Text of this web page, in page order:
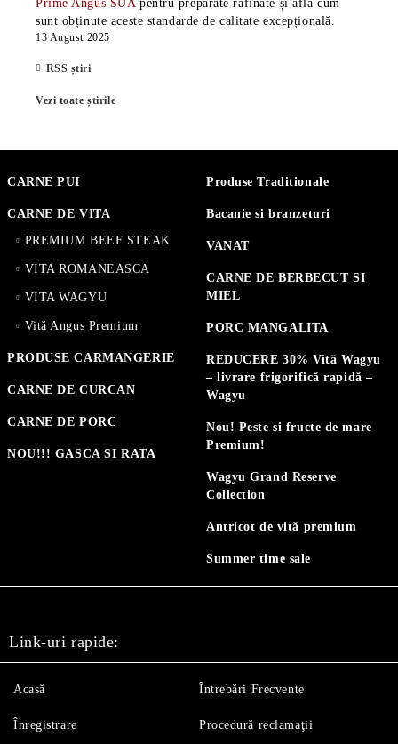
Prime Angus SUA pentru preparate rafinate și află cum
sunt obținute aceste standarde de calitate excepțională.
13 August 2025
RSS știri
Vezi toate știrile
CARNE PUI
CARNE DE VITA
PREMIUM BEEF STEAK
VITA ROMANEASCA
VITA WAGYU
Vită Angus Premium
PRODUSE CARMANGERIE
CARNE DE CURCAN
CARNE DE PORC
NOU!!! GASCA SI RATA
Produse Traditionale
Bacanie si branzeturi
VANAT
CARNE DE BERBECUT SI
MIEL
PORC MANGALITA
REDUCERE 30% Vită Wagyu
– livrare frigorifică rapidă –
Wagyu
Nou! Peste si fructe de mare
Premium!
Wagyu Grand Reserve
Collection
Antricot de vită premium
Summer time sale
Link-uri rapide:
Acasă
Înregistrare
Întrebări Frecvente
Procedură reclamaţii